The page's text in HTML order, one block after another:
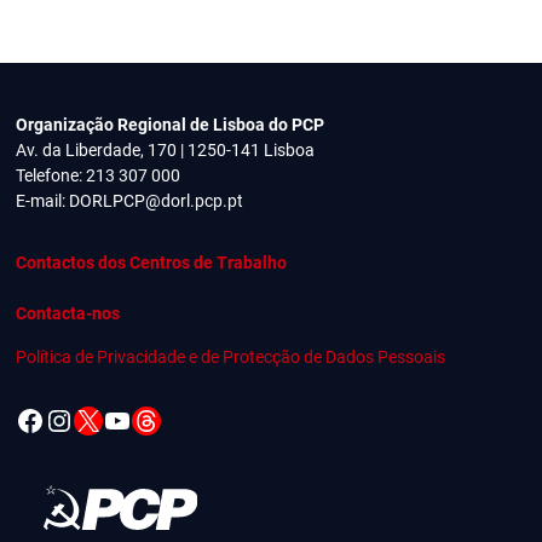
Organização Regional de Lisboa do PCP
Av. da Liberdade, 170 | 1250-141 Lisboa
Telefone: 213 307 000
E-mail: DORLPCP@dorl.pcp.pt
Contactos dos Centros de Trabalho
Contacta-nos
Política de Privacidade e de Protecção de Dados Pessoais
Facebook
Instagram
X YouTube
Threads